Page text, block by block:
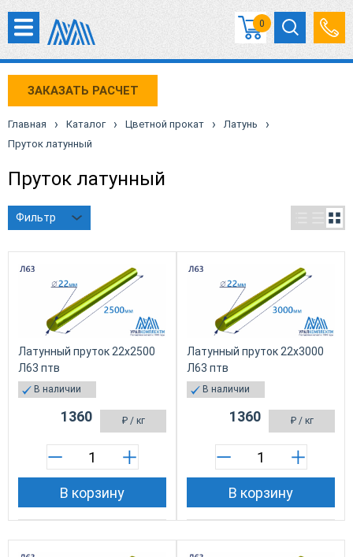
0
ЗАКАЗАТЬ РАСЧЕТ
Главная › Каталог › Цветной прокат › Латунь ›
Пруток латунный
Пруток латунный
Фильтр
Латунный пруток 22х2500
Л63 птв
В наличии
₽ / кг
1360
В корзину
Латунный пруток 22х3000
Л63 птв
В наличии
₽ / кг
1360
В корзину